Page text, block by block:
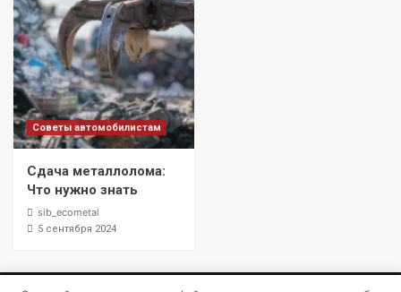
Советы автомобилистам
Сдача металлолома:
Что нужно знать
sib_ecometal
5 сентября 2024